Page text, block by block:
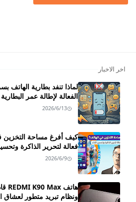
اخر الاخبار
لماذا تنفد بطارية الهاتف
الفعالة لإطالة عمر البطارية
2026/6/13
فعالة لتحرير الذاكرة
2026/6/9
ونظام تبريد متطور لعشاق